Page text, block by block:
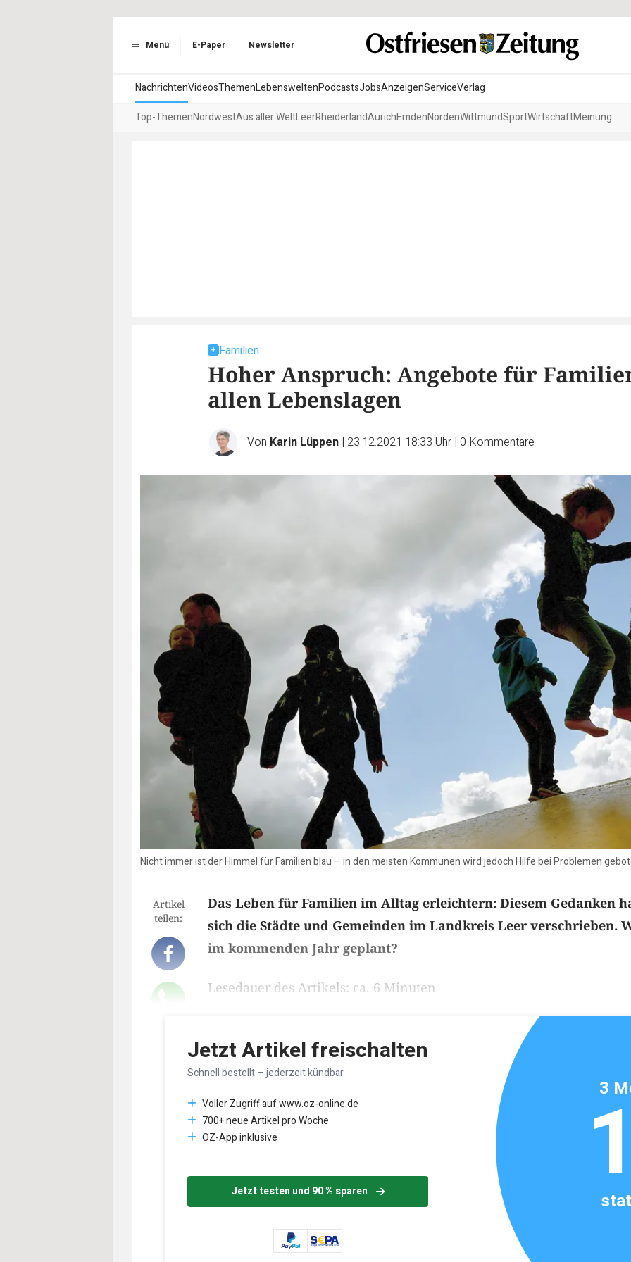
Menü E-Paper Newsletter
NachrichtenVideosThemenLebensweltenPodcastsJobsAnzeigenServiceVerlag
Top-ThemenNordwestAus aller WeltLeerRheiderlandAurichEmdenNordenWittmundSportWirtschaftMeinung
Familien
Hoher Anspruch: Angebote für
allen Lebenslagen
Von Karin Lüppen | 23.12.2021 18:33 Uhr | 0 Kommentare
Nicht immer ist der Himmel für Familien blau – in den meisten Kommunen wird jedoch Hilfe bei Problemen
Artikel
teilen:
Das Leben für Familien im Alltag erleichtern: Diesem Gedanken
sich die Städte und Gemeinden im Landkreis Leer verschrieben.
im kommenden Jahr geplant?
Lesedauer des Artikels: ca. 6 Minuten
Jetzt Artikel freischalten
Schnell bestellt – jederzeit kündbar.
Voller Zugriff auf www.oz-online.de
700+ neue Artikel pro Woche
OZ-App inklusive
Jetzt testen und 90 % sparen
3